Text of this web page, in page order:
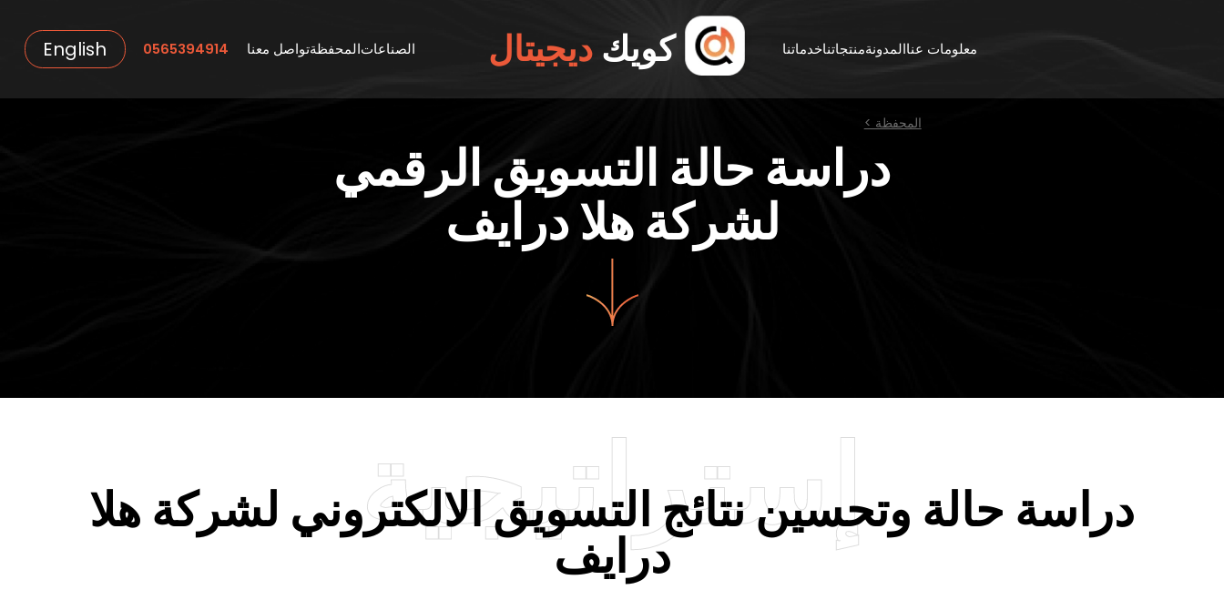
معلومات عناالمدونةمنتجاتناخدماتنا كويكديجيتال الصناعاتالمحفظةتواصل معنا 0565394914
English
المحفظة >
دراسة حالة التسويق الرقمي
لشركة هلا درايف
إستراتيجية
دراسة حالة وتحسين نتائج التسويق الالكتروني لشركة هلا
درايف